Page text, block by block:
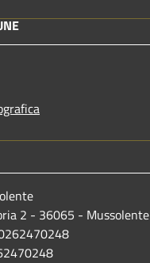
2 - 36065 - Mussolente